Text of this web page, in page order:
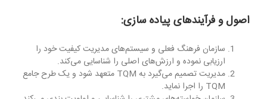
اصول و فرآیندهای پیاده سازی:
سازمان فرهنگ فعلی و سیستم‌های مدیریت کیفیت خود را
ارزیابی نموده و ارزش‌های اصلی را شناسایی می‌کند.
مدیریت تصمیم می‌گیرد به TQM متعهد شود و یک طرح جامع
TQM را اجرا نماید.